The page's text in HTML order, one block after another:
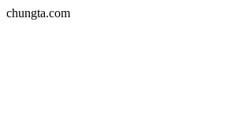
chungta.com